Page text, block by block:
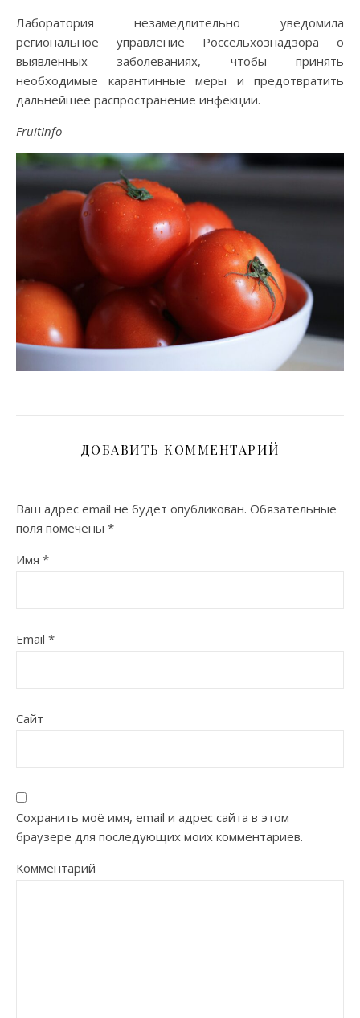
Лаборатория незамедлительно уведомила
региональное управление Россельхознадзора о
выявленных заболеваниях, чтобы принять
необходимые карантинные меры и предотвратить
дальнейшее распространение инфекции.
FruitInfo
ДОБАВИТЬ КОММЕНТАРИЙ
Ваш адрес email не будет опубликован. Обязательные
поля помечены *
Имя *
Email *
Сайт
Сохранить моё имя, email и адрес сайта в этом
браузере для последующих моих комментариев.
Комментарий